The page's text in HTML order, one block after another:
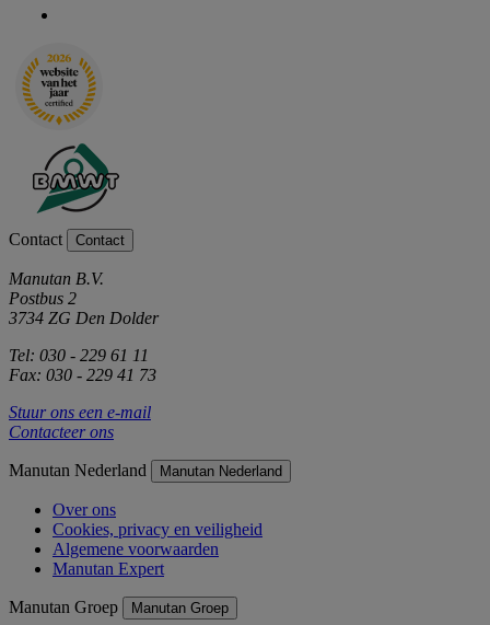
Contact Contact
Manutan B.V.
Postbus 2
3734 ZG Den Dolder
Tel: 030 - 229 61 11
Fax: 030 - 229 41 73
Stuur ons een e-mail
Contacteer ons
Manutan Nederland Manutan Nederland
Over ons
Cookies, privacy en veiligheid
Algemene voorwaarden
Manutan Expert
Manutan Groep Manutan Groep